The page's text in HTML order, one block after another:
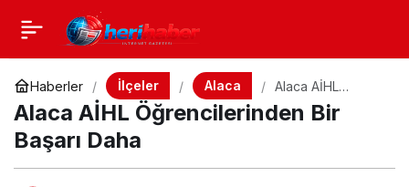
Haberler İlçeler Alaca
Alaca AİHL
Öğrencilerinden
Bir Başarı Daha
Alaca AİHL Öğrencilerinden Bir
Başarı Daha